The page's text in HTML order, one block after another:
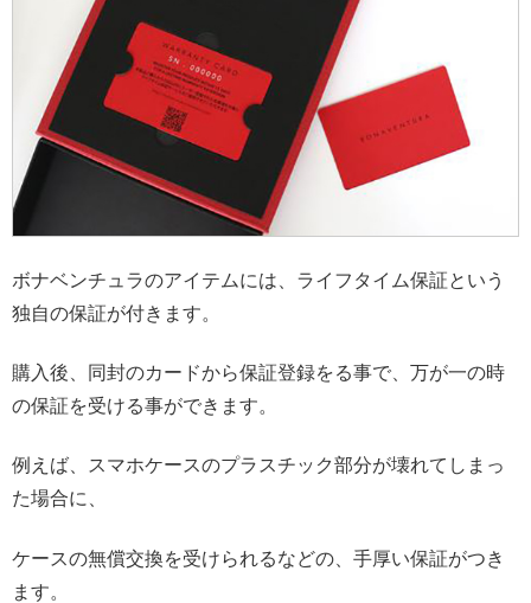
ボナベンチュラのアイテムには、ライフタイム保証という
独自の保証が付きます。
購入後、同封のカードから保証登録をる事で、万が一の時
の保証を受ける事ができます。
例えば、スマホケースのプラスチック部分が壊れてしまっ
た場合に、
ケースの無償交換を受けられるなどの、手厚い保証がつき
ます。